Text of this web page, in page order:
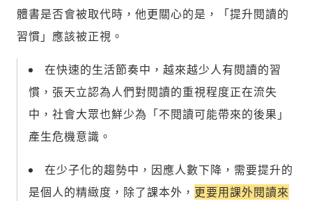
體書是否會被取代時，他更關心的是，「提升閱讀的
習慣」應該被正視。
在快速的生活節奏中，越來越少人有閱讀的習
慣，張天立認為人們對閱讀的重視程度正在流失
中 ，社會大眾也鮮少為「不閱讀可能帶來的後果」
產生危機意識。
在少子化的趨勢中，因應人數下降，需要提升的
是個人的精緻度，除了課本外， 更要用課外閱讀來